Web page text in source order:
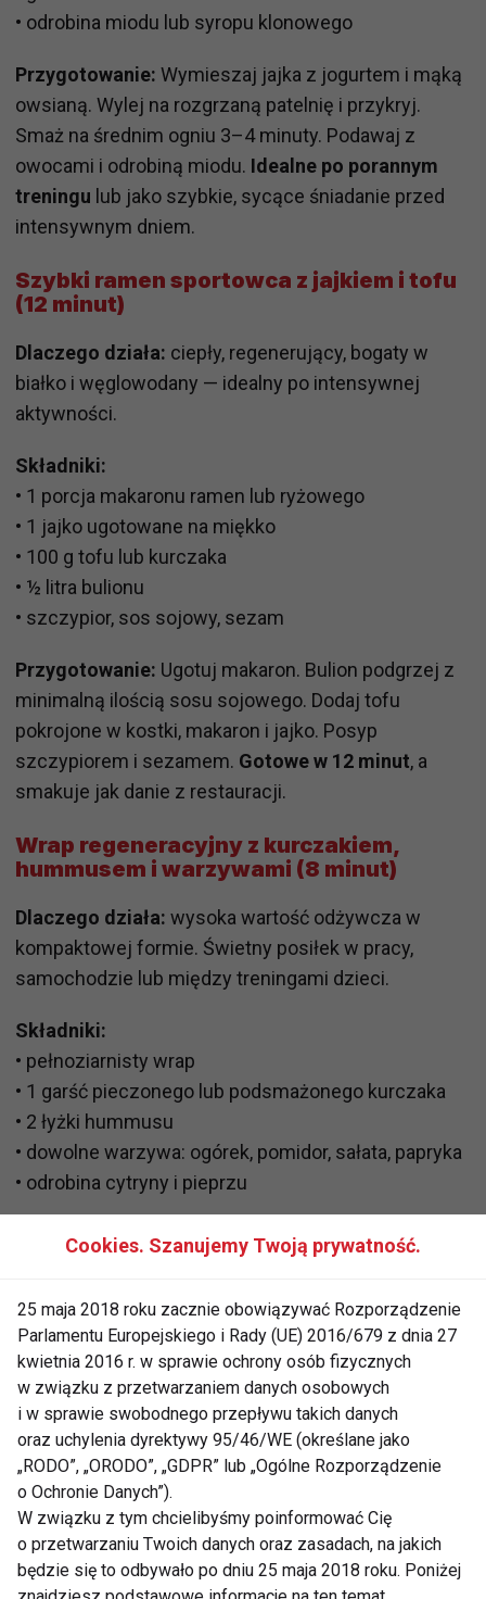
• odrobina miodu lub syropu klonowego
Przygotowanie: Wymieszaj jajka z jogurtem i mąką
owsianą. Wylej na rozgrzaną patelnię i przykryj.
Smaż na średnim ogniu 3–4 minuty. Podawaj z
owocami i odrobiną miodu. Idealne po porannym
treningu lub jako szybkie, sycące śniadanie przed
intensywnym dniem.
Szybki ramen sportowca z jajkiem i tofu
(12 minut)
Dlaczego działa: ciepły, regenerujący, bogaty w
białko i węglowodany — idealny po intensywnej
aktywności.
Składniki:
• 1 porcja makaronu ramen lub ryżowego
• 1 jajko ugotowane na miękko
• 100 g tofu lub kurczaka
• ½ litra bulionu
• szczypior, sos sojowy, sezam
Przygotowanie: Ugotuj makaron. Bulion podgrzej z
minimalną ilością sosu sojowego. Dodaj tofu
pokrojone w kostki, makaron i jajko. Posyp
szczypiorem i sezamem. Gotowe w 12 minut, a
smakuje jak danie z restauracji.
Wrap regeneracyjny z kurczakiem,
hummusem i warzywami (8 minut)
Dlaczego działa: wysoka wartość odżywcza w
kompaktowej formie. Świetny posiłek w pracy,
samochodzie lub między treningami dzieci.
Składniki:
• pełnoziarnisty wrap
• 1 garść pieczonego lub podsmażonego kurczaka
• 2 łyżki hummusu
• dowolne warzywa: ogórek, pomidor, sałata, papryka
• odrobina cytryny i pieprzu
Przygotowanie:Posmaruj wrap hummusem, dodaj
Makaron pełnoziarnisty z pesto i fetą (15
minut)
Dlaczego działa:szybka energia z węglowodanów +
tłuszcze roślinne, idealne przed treningiem lub gdy
dzień jest wyjątkowo intensywny.
Składniki:
• 80–100 g makaronu pełnoziarnistego
Cookies. Szanujemy Twoją prywatność.
25 maja 2018 roku zacznie obowiązywać Rozporządzenie
Parlamentu Europejskiego i Rady (UE) 2016/679 z dnia 27
kwietnia 2016 r. w sprawie ochrony osób fizycznych
w związku z przetwarzaniem danych osobowych
i w sprawie swobodnego przepływu takich danych
oraz uchylenia dyrektywy 95/46/WE (określane jako
„RODO”, „ORODO”, „GDPR” lub „Ogólne Rozporządzenie
o Ochronie Danych”).
W związku z tym chcielibyśmy poinformować Cię
o przetwarzaniu Twoich danych oraz zasadach, na jakich
będzie się to odbywało po dniu 25 maja 2018 roku. Poniżej